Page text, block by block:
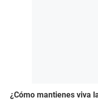
¿Cómo mantienes viva